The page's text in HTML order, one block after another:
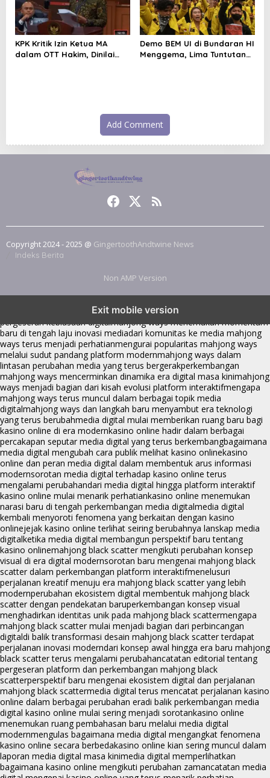
KPK Kritik Izin Ketua MA
dalam OTT Hakim, Dinilai
Demo BEM UI di Bundaran HI
Menggema, Lima Tuntutan
Add Comment
Copyright 2024 - 2025 @ GingertoothAndtwine News
Indeks Berita
Non AMP Version
Exit mobile version
fenomena mahjong ways muncul bersama
pergeseran kebiasaan digitalmahjong ways menemukan momentum
baru di tengah laju inovasi mediadari komunitas ke media mahjong
ways terus menjadi perhatianmengurai popularitas mahjong ways
melalui sudut pandang platform modernmahjong ways dalam
lintasan perubahan media yang terus bergerakperkembangan
mahjong ways mencerminkan dinamika era digital masa kinimahjong
ways menjadi bagian dari kisah evolusi platform interaktifmengapa
mahjong ways terus muncul dalam berbagai topik media
digitalmahjong ways dan langkah baru menyambut era teknologi
yang terus berubahmedia digital mulai memberikan ruang baru bagi
kasino online di era modernkasino online hadir dalam berbagai
percakapan seputar media digital yang terus berkembangbagaimana
media digital mengubah cara publik melihat kasino onlinekasino
online dan peran media digital dalam membentuk arus informasi
modernsorotan media digital terhadap kasino online terus
mengalami perubahandari media digital hingga platform interaktif
kasino online mulai menarik perhatiankasino online menemukan
narasi baru di tengah perkembangan media digitalmedia digital
kembali menyoroti fenomena yang berkaitan dengan kasino
onlinejejak kasino online terlihat seiring berubahnya lanskap media
digitalketika media digital membangun perspektif baru tentang
kasino onlinemahjong black scatter mengikuti perubahan konsep
visual di era digital modernsorotan baru mengenai mahjong black
scatter dalam perkembangan platform interaktifmenelusuri
perjalanan kreatif menuju era mahjong black scatter yang lebih
modernperubahan ekosistem digital membentuk mahjong black
scatter dengan pendekatan baruperkembangan konsep visual
menghadirkan identitas unik pada mahjong black scattermengapa
mahjong black scatter mulai menjadi bagian dari perbincangan
digitaldi balik transformasi desain mahjong black scatter terdapat
perjalanan inovasi moderndari konsep awal hingga era baru mahjong
black scatter terus mengalami perubahancatatan editorial tentang
pergeseran platform dan perkembangan mahjong black
scatterperspektif baru mengenai ekosistem digital dan perjalanan
mahjong black scattermedia digital terus mencatat perjalanan kasino
online dalam berbagai perubahan eradi balik perkembangan media
digital kasino online mulai sering menjadi sorotankasino online
menemukan ruang pembahasan baru melalui media digital
modernmengulas bagaimana media digital mengangkat fenomena
kasino online secara berbedakasino online kian sering muncul dalam
laporan media digital masa kinimedia digital memperlihatkan
bagaimana kasino online mengikuti perubahan zamancatatan media